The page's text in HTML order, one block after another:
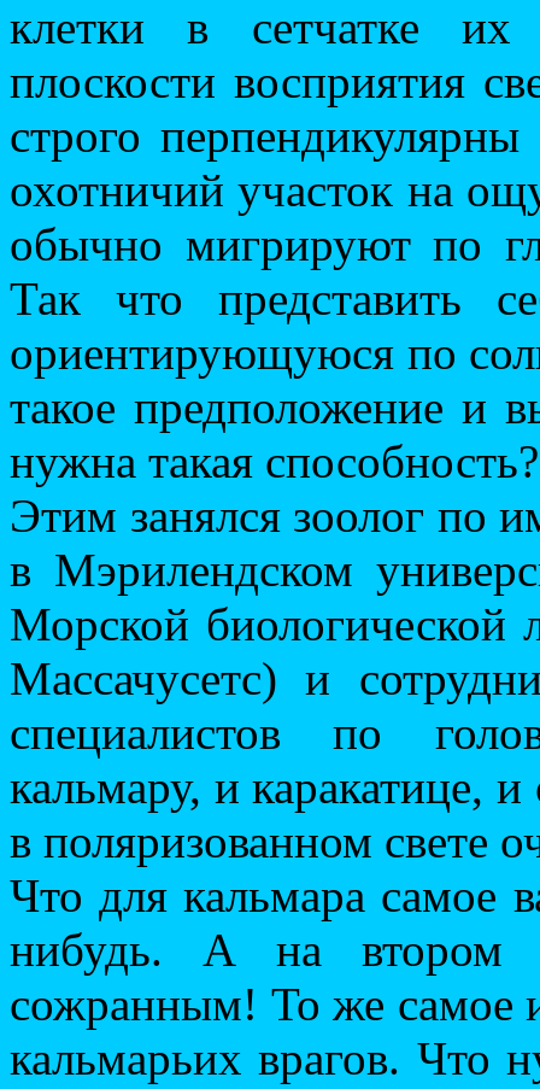
клетки в сетчатке
плоскости восприятия
строго
охотничий участок на
обычно мигрируют по
Так что представить
ориентирующуюся по
такое предположение и
нужна такая способность?
Этим занялся зоолог по
в Мэрилендском
Морской биологической
Массачусетс) и
специалистов по
кальмару, и каракатице,
в поляризованном свете
Что для кальмара самое
нибудь. А на втором
сожранным! То же самое
кальмарьих врагов. Что